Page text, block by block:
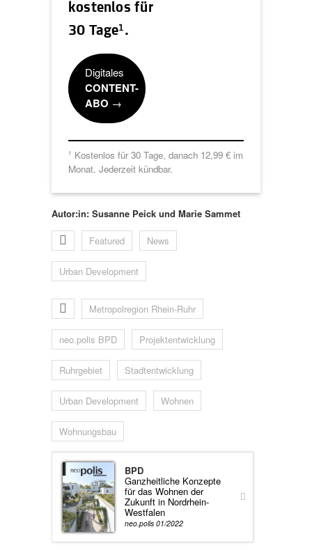
kostenlos für
30 Tage1 .
Digitales
CONTENT-
ABO →
1 Kostenlos für 30 Tage, danach 12,99 € im
Monat. Jederzeit kündbar.
Autor:in: Susanne Peick und Marie Sammet
Featured News
Urban Development
Metropolregion Rhein-Ruhr
neo.polis BPD Projektentwicklung
Ruhrgebiet Stadtentwicklung
Urban Development Wohnen
Wohnungsbau
BPD
Ganzheitliche Konzepte
für das Wohnen der
Zukunft in Nordrhein-
Westfalen
neo.polis 01/2022